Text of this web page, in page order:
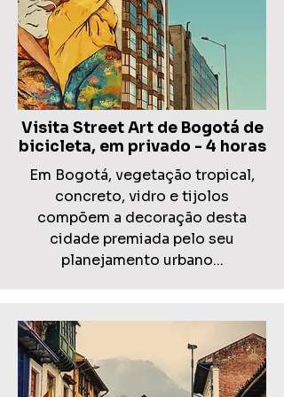
Visita Street Art de Bogotá de
bicicleta, em privado - 4 horas
Em Bogotá, vegetação tropical,
concreto, vidro e tijolos
compõem a decoração desta
cidade premiada pelo seu
planejamento urbano...